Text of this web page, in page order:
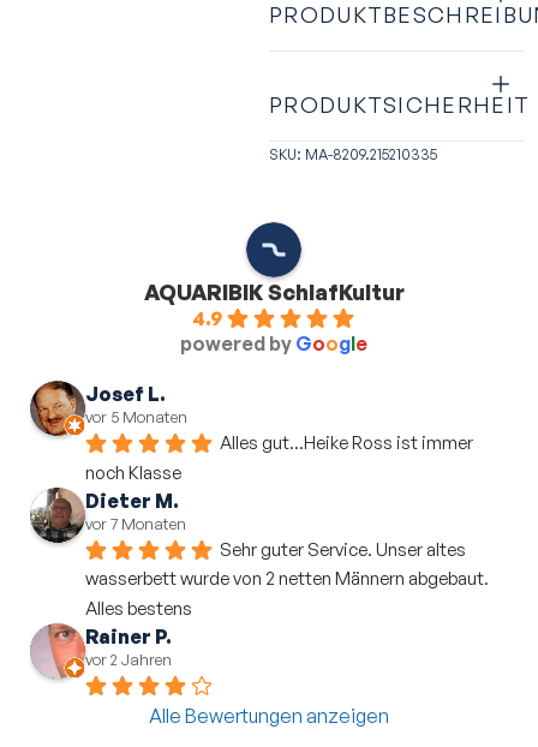
PRODUKTSICHERHEIT
SKU: MA-8209.215210335
AQUARIBIK SchlafKultur
4.9
powered by Google
Josef L.
vor 5 Monaten
Alles gut...Heike Ross ist immer
noch Klasse
Dieter M.
vor 7 Monaten
Sehr guter Service. Unser altes
wasserbett wurde von 2 netten Männern abgebaut.
Alles bestens
Rainer P.
vor 2 Jahren
Alle Bewertungen anzeigen